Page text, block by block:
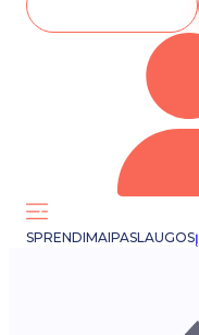
SPRENDIMAIPASLAUGOS